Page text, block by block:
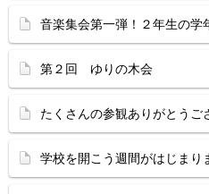
音楽集会第一弾！２年生の学
第２回 ゆりの木会
たくさんの参観ありがとうご
学校を開こう週間がはじまり